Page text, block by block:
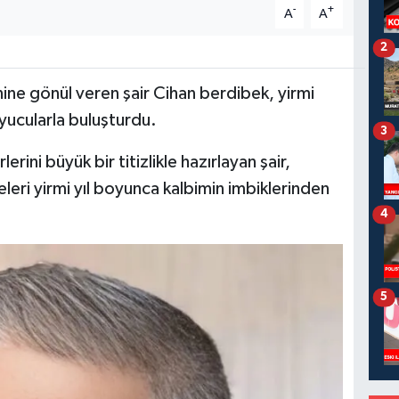
A- A+
gönül veren şair Cihan berdibek, yirmi
buluşturdu.
büyük bir titizlikle hazırlayan şair,
yirmi yıl boyunca kalbimin imbiklerinden
2
3
4
5